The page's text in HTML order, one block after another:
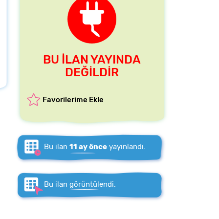
BU İLAN YAYINDA
DEĞİLDİR
Favorilerime Ekle
Bu ilan 11 ay önce yayınlandı.
Bu ilan görüntülendi.